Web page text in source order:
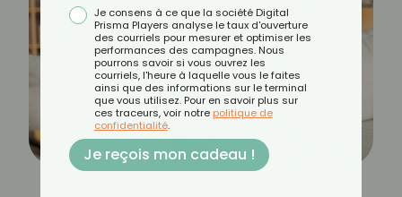
Je consens à ce que la société Digital
Prisma Players analyse le taux d'ouverture
des courriels pour mesurer et optimiser les
performances des campagnes. Nous
pourrons savoir si vous ouvrez les
courriels, l'heure à laquelle vous le faites
ainsi que des informations sur le terminal
que vous utilisez. Pour en savoir plus sur
ces traceurs, voir notre politique de
confidentialité.
Je reçois mon cadeau !